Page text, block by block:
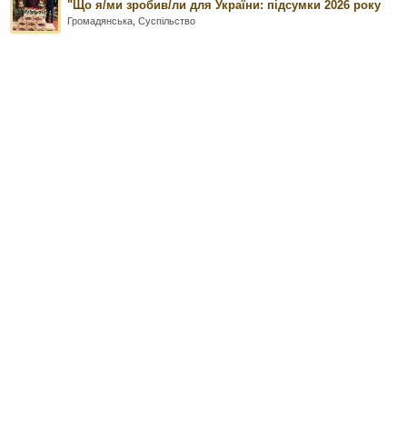
"Що я/ми зробив/ли для України: підсумки 2026 року
Громадянська ,Суспільство